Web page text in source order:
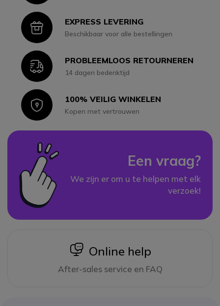
IconEXPRESS LEVERING
Beschikbaar voor alle bestellingen
IconPROBLEEMLOOS RETOURNEREN
14 dagen bedenktijd
Icon100% VEILIG WINKELEN
Kopen met vertrouwen
Een vraag?
We zijn er om u te helpen met elk
verzoek!
icon
Online help
After-sales service en FAQ